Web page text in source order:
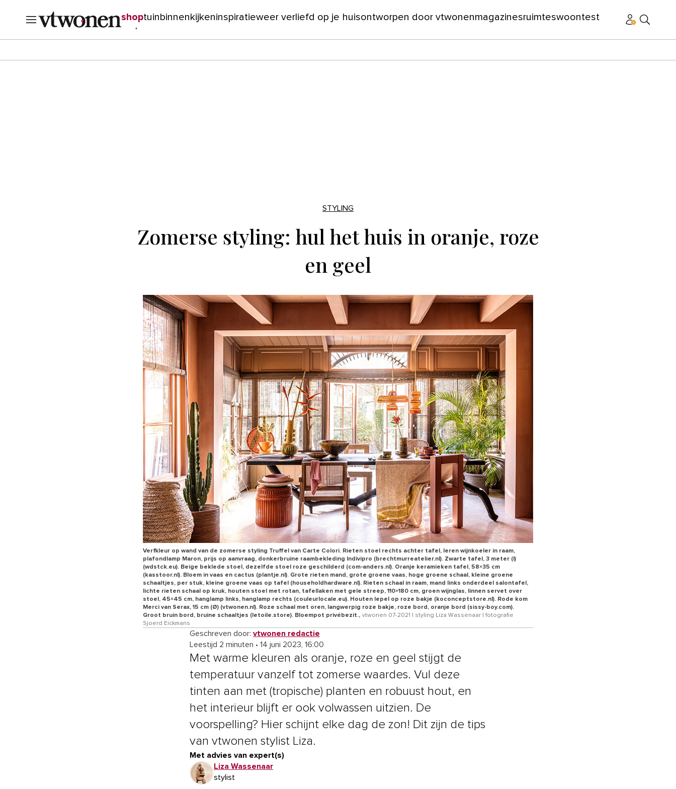
shoptuin binnenkijkeninspiratieweer verliefd op je huisontworpen door vtwonenmagazinesruimteswoontest
verbouwen
STYLING
Zomerse styling: hul het huis in oranje, roze
en geel
Verfkleur op wand van de zomerse styling Truffel van Carte Colori. Rieten stoel rechts achter tafel, leren wijnkoeler in raam,
plafondlamp Maron, prijs op aanvraag, donkerbruine raambekleding Indivipro (brechtmurreatelier.nl). Zwarte tafel, 3 meter (l)
(wdstck.eu). Beige beklede stoel, dezelfde stoel roze geschilderd (com-anders.nl). Oranje keramieken tafel, 58×35 cm
(kasstoor.nl). Bloem in vaas en cactus (plantje.nl). Grote rieten mand, grote groene vaas, hoge groene schaal, kleine groene
schaaltjes, per stuk, kleine groene vaas op tafel (householdhardware.nl). Rieten schaal in raam, mand links onderdeel salontafel,
lichte rieten schaal op kruk, houten stoel met rotan, tafellaken met gele streep, 110×180 cm, groen wijnglas, linnen servet over
stoel, 45×45 cm, hanglamp links, hanglamp rechts (couleurlocale.eu). Houten lepel op roze bakje (koconceptstore.nl). Rode kom
Merci van Serax, 15 cm (Ø) (vtwonen.nl). Roze schaal met oren, langwerpig roze bakje, roze bord, oranje bord (sissy-boy.com).
Groot bruin bord, bruine schaaltjes (letoile.store). Bloempot privébezit., vtwonen 07-2021 | styling Liza Wassenaar | fotografie
Sjoerd Eickmans
Geschreven door: vtwonen redactie
Leestijd 2 minuten • 14 juni 2023, 16:00
Met warme kleuren als oranje, roze en geel stijgt de
temperatuur vanzelf tot zomerse waardes. Vul deze
tinten aan met (tropische) planten en robuust hout, en
het interieur blijft er ook volwassen uitzien. De
voorspelling? Hier schijnt elke dag de zon! Dit zijn de tips
van vtwonen stylist Liza.
Met advies van expert(s)
Liza Wassenaar
stylist